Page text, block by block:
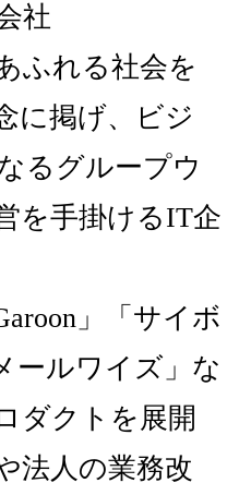
社
ふれる社会を
に掲げ、ビジ
るグループウ
を手掛けるIT企
」「サイボ
ールワイズ」な
ダクトを展開
法人の業務改